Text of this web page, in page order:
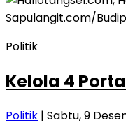
Politik
Kelola 4
Politik | Sabtu, 9